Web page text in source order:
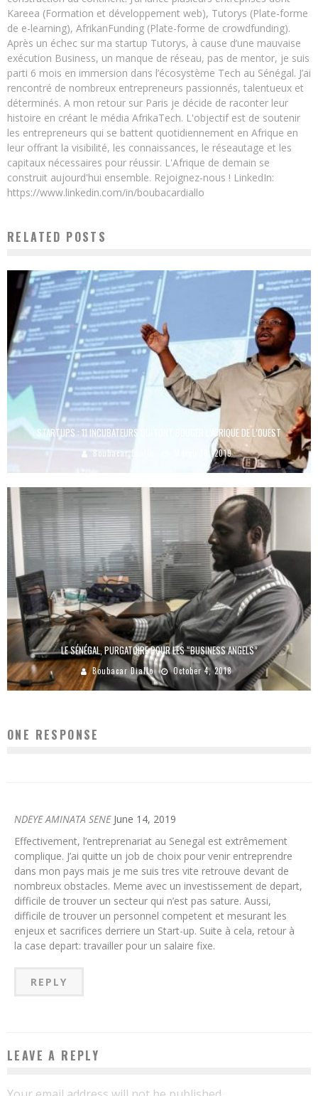
Kareea (Formation et développement web), Tutorys (Plate-forme
de e-learning), AfrikanFunding (Plate-forme de crowdfunding).
Après un échec sur ma startup Tutorys, à cause d’une mauvaise
exécution Business, un manque de réseau, pas de mentor, je suis
parti 6 mois en immersion dans l’écosystème Tech au Sénégal. J’ai
rencontré de nombreux entrepreneurs passionnés, talentueux et
déterminés. A mon retour sur Paris je décide de raconter leur
histoire en créant le média AfrikaTech. L'objectif est de soutenir
les entrepreneurs qui se battent quotidiennement en Afrique en
leur offrant la visibilité, les connaissances, le réseautage et les
capitaux nécessaires pour réussir. L'Afrique de demain se
construit aujourd'hui ensemble. Rejoignez-nous ! LinkedIn:
https://www.linkedin.com/in/boubacardiallo
RELATED POSTS
STARTUPS : 11 INCUBATEURS QUI FONT BOUGER L’AFRIQUE DE L’OUEST
Boubacar Diallo March 19, 2019
LE SÉNÉGAL, PURGATOIRE POUR LES “BUSINESS ANGELS”
Boubacar Diallo October 4, 2018
ONE RESPONSE
NDEYE AMINATA SENE June 14, 2019
Effectivement, l’entreprenariat au Senegal est extrêmement
complique. J’ai quitte un job de choix pour venir entreprendre
dans mon pays mais je me suis tres vite retrouve devant de
nombreux obstacles. Meme avec un investissement de depart,
difficile de trouver un secteur qui n’est pas sature. Aussi,
difficile de trouver un personnel competent et mesurant les
enjeux et sacrifices derriere un Start-up. Suite à cela, retour à
la case depart: travailler pour un salaire fixe.
REPLY
LEAVE A REPLY